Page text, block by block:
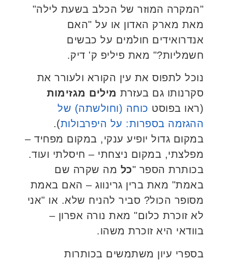
"המקרה המוזר של הכלב בשעת לילה"
מאת מארק האדון או על "האם
אנדרואידים חולמים על כבשים
חשמליות?" מאת פיליפ ק' דיק.
נוכל לתפוס את עין הקורא ולעורר את
סקרנותו גם בעזרת מילים מגזימות
(ראו בפוסט כוחה (וחולשתה) של
ההגזמה בספרות: על היפרבולות).
במקום גדול יופיע ענקי, במקום מפחיד –
מפלצתי, במקום ניצחתי – חיסלתי ועוד.
בכותרת הספר "כל מה שקרה שם
באמת" מאת ברין גרינווג – האם באמת
מסופר הכול? סביר להניח שלא. או "אני
לא זוכרת כלום" מאת נורה אפרון –
בוודאי היא זוכרת משהו.
בספרי עיון משתמשים בכותרות